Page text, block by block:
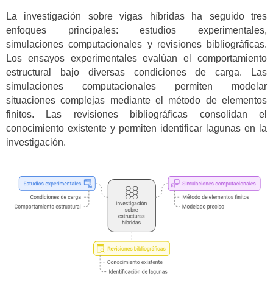
La investigación sobre vigas híbridas ha seguido tres
enfoques principales: estudios experimentales,
simulaciones computacionales y revisiones bibliográficas.
Los ensayos experimentales evalúan el comportamiento
estructural bajo diversas condiciones de carga. Las
simulaciones computacionales permiten modelar
situaciones complejas mediante el método de elementos
finitos. Las revisiones bibliográficas consolidan el
conocimiento existente y permiten identificar lagunas en la
investigación.